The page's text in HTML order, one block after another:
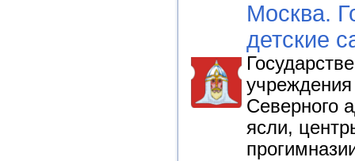
Москва.
детские
учреждения
Северного
ясли,